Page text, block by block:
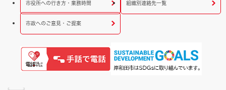
市役所への行き方・業務時間 組織別連絡先一覧
市政へのご意見・ご提案